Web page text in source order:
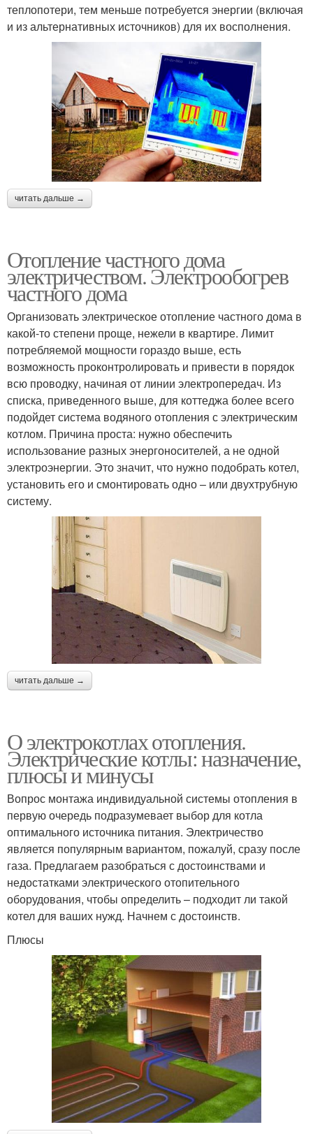
теплопотери, тем меньше потребуется энергии (включая
и из альтернативных источников) для их восполнения.
читать дальше →
Отопление частного дома
электричеством. Электрообогрев
частного дома
Организовать электрическое отопление частного дома в
какой-то степени проще, нежели в квартире. Лимит
потребляемой мощности гораздо выше, есть
возможность проконтролировать и привести в порядок
всю проводку, начиная от линии электропередач. Из
списка, приведенного выше, для коттеджа более всего
подойдет система водяного отопления с электрическим
котлом. Причина проста: нужно обеспечить
использование разных энергоносителей, а не одной
электроэнергии. Это значит, что нужно подобрать котел,
установить его и смонтировать одно – или двухтрубную
систему.
читать дальше →
О электрокотлах отопления.
Электрические котлы: назначение,
плюсы и минусы
Вопрос монтажа индивидуальной системы отопления в
первую очередь подразумевает выбор для котла
оптимального источника питания. Электричество
является популярным вариантом, пожалуй, сразу после
газа. Предлагаем разобраться с достоинствами и
недостатками электрического отопительного
оборудования, чтобы определить – подходит ли такой
котел для ваших нужд. Начнем с достоинств.
Плюсы